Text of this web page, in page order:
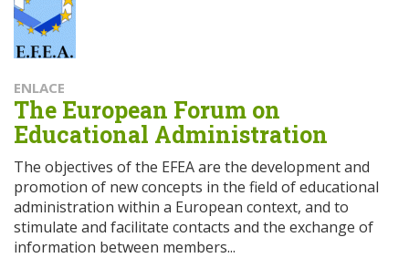
ENLACE
The European Forum on
Educational Administration
The objectives of the EFEA are the development and
promotion of new concepts in the field of educational
administration within a European context, and to
stimulate and facilitate contacts and the exchange of
information between members...